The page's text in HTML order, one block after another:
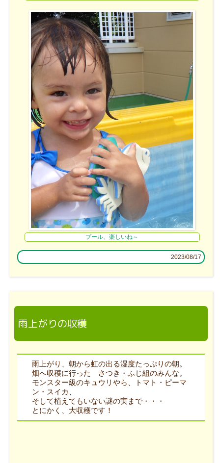
プール、楽しいね～
2023/08/17
雨上がりの収穫
雨上がり、朝から虹の出る湿度たっぷりの朝。
畑へ収穫に行った さつき・ふじ組のみんな。
モンスター級のキュウリやら、トマト・ピーマ
ン・スイカ、
そして植えてもいない謎の実まで・・・
とにかく、大収穫です！